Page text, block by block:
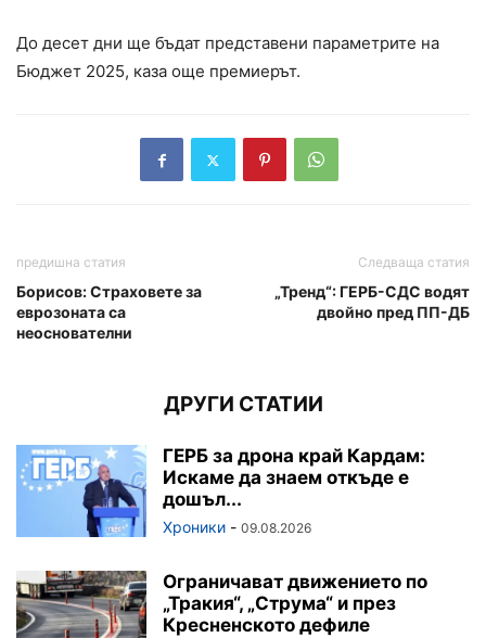
До десет дни ще бъдат представени параметрите на
Бюджет 2025, каза още премиерът.
предишна статия
Борисов: Страховете за
еврозоната са
неоснователни
Следваща статия
„Тренд“: ГЕРБ-СДС водят
двойно пред ПП-ДБ
ДРУГИ СТАТИИ
ГЕРБ за дрона край Кардам:
Искаме да знаем откъде е
дошъл...
Хроники - 09.08.2026
Ограничават движението по
„Тракия“, „Струма“ и през
Кресненското дефиле